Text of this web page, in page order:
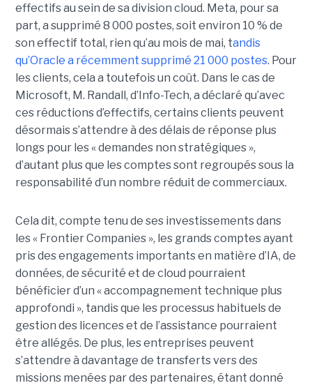
effectifsau sein de sa division cloud. Meta, pour sa
part, a supprimé 8 000 postes, soit environ 10 % de
son effectif total, rien qu’au mois de mai, tandis
qu’Oracle a récemment supprimé 21 000 postes. Pour
les clients, cela a toutefois un coût. Dans le cas de
Microsoft, M. Randall, d’Info-Tech, a déclaré qu’avec
ces réductions d’effectifs, certains clients peuvent
désormais s’attendre à des délais de réponse plus
longs pour les « demandes non stratégiques »,
d’autant plus que les comptes sont regroupés sous la
responsabilité d’un nombre réduit de commerciaux.
Cela dit, compte tenu de ses investissements dans
les « Frontier Companies », les grands comptes ayant
pris des engagements importants en matière d’IA, de
données, de sécurité et de cloud pourraient
bénéficier d’un « accompagnement technique plus
approfondi », tandis que les processus habituels de
gestion des licences et de l’assistance pourraient
être allégés. De plus, les entreprises peuvent
s’attendre à davantage de transferts vers des
missions menées par des partenaires, étant donné